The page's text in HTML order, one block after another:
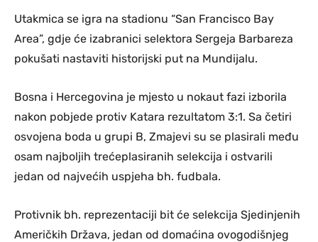
Utakmica se igra na stadionu “San Francisco Bay
Area”, gdje će izabranici selektora Sergeja Barbareza
pokušati nastaviti historijski put na Mundijalu.
Bosna i Hercegovina je mjesto u nokaut fazi izborila
nakon pobjede protiv Katara rezultatom 3:1. Sa četiri
osvojena boda u grupi B, Zmajevi su se plasirali među
osam najboljih trećeplasiranih selekcija i ostvarili
jedan od najvećih uspjeha bh. fudbala.
Protivnik bh. reprezentaciji bit će selekcija Sjedinjenih
Američkih Država, jedan od domaćina ovogodišnjeg